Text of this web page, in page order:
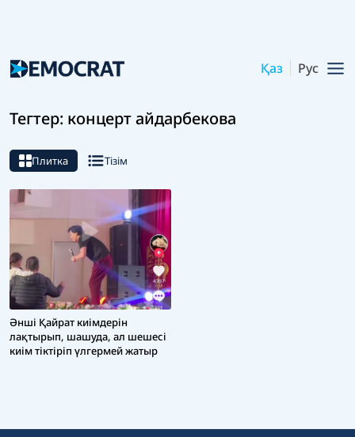
Қаз Рус
Тегтер: концерт айдарбекова
Плитка Тізім
Әнші Қайрат киімдерін
лақтырып, шашуда, ал шешесі
киім тіктіріп үлгермей жатыр